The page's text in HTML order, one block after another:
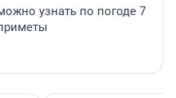
узнать по погоде 7